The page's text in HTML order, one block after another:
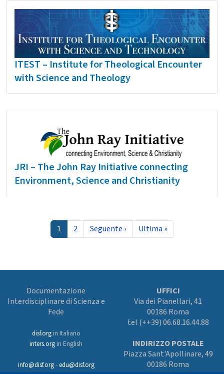
ITEST – Institute for Theological Encounter
with Science and Theology
JRI – The John Ray Initiative connecting
Environment, Science and Christianity
Paginazione
Pagina attuale
1 Pagina
2 Pagina successiva
Seguente › Ultima pagina
Ultima »
Documentazione
Interdisciplinare di Scienza e
Fede
disf.orgin Italiano
inters.org in English
info@disf.org-edu@disf.org
UFFICI
Via dei Pianellari, 41
00186 Roma
tel (++39) 06.68.16.44.88
INDIRIZZO POSTALE
Piazza Sant'Apollinare, 49
00186 Roma